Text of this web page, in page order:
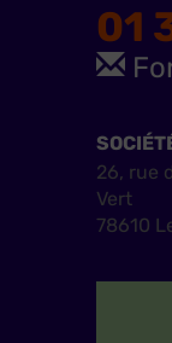
01
26, rue
Vert
78610